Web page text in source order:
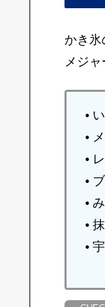
かき氷
メジ
•
•
•
•
•
•
•